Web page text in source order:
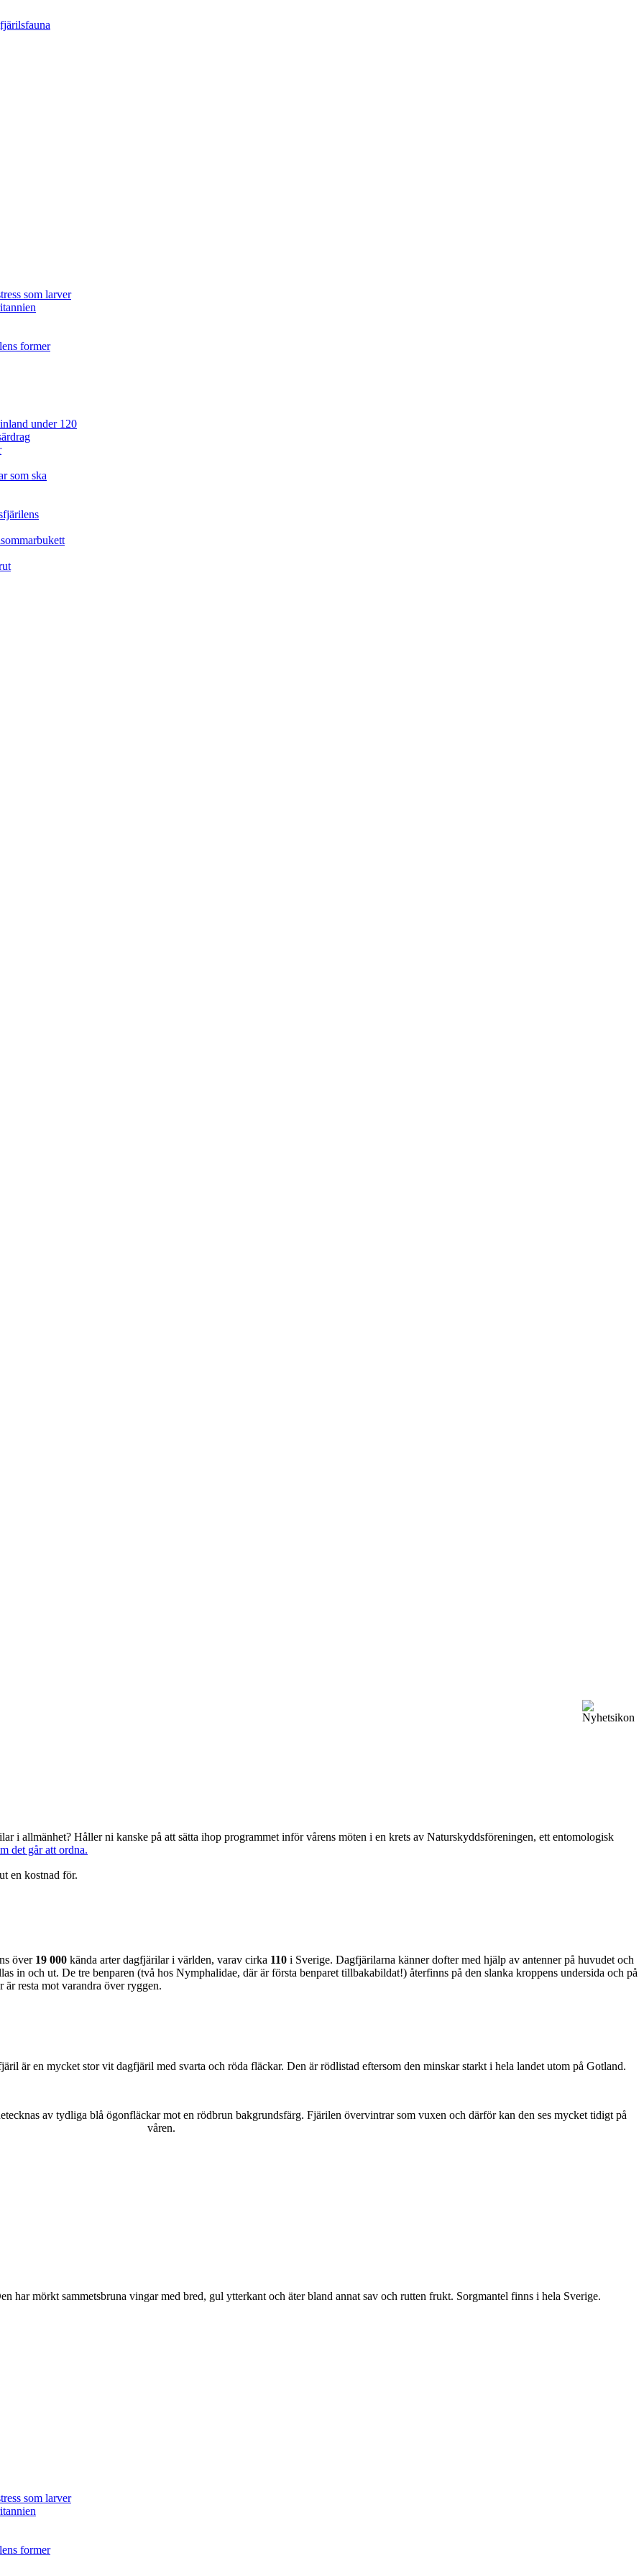
som larver
former
under 120
som ska
i allmänhet? Håller ni kanske på att sätta ihop programmet inför vårens möten i en krets av Naturskyddsföreningen, ett entomologisk
det går att ordna.
en kostnad för.
över 19 000 kända arter dagfjärilar i världen, varav cirka 110 i Sverige. Dagfjärilarna känner dofter med hjälp av antenner på huvudet och
in och ut. De tre benparen (två hos Nymphalidae, där är första benparet tillbakabildat!) återfinns på den slanka kroppens undersida och på
resta mot varandra över ryggen.
är en mycket stor vit dagfjäril med svarta och röda fläckar. Den är rödlistad eftersom den minskar starkt i hela landet utom på Gotland.
av tydliga blå ögonfläckar mot en rödbrun bakgrundsfärg. Fjärilen övervintrar som vuxen och därför kan den ses mycket tidigt på
våren.
har mörkt sammetsbruna vingar med bred, gul ytterkant och äter bland annat sav och rutten frukt. Sorgmantel finns i hela Sverige.
som larver
former